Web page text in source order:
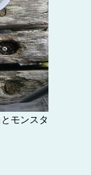
モンスタ